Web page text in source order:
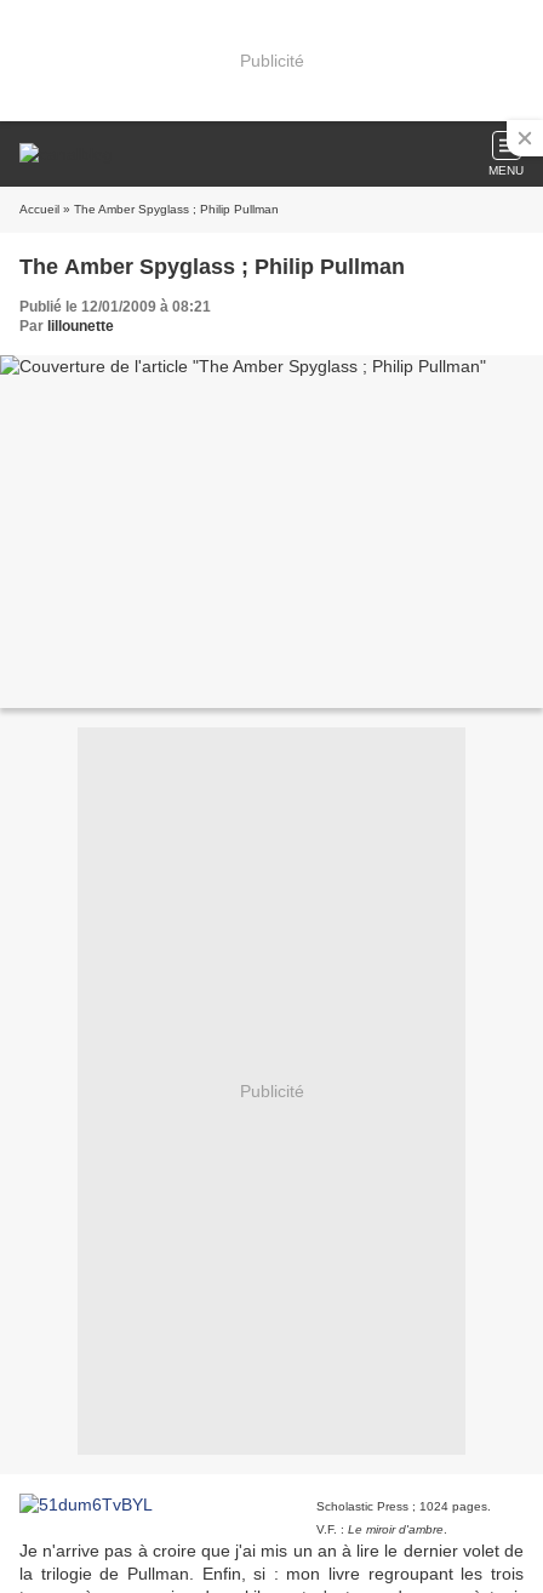
Publicité
MENU
Accueil » The Amber Spyglass ; Philip Pullman
The Amber Spyglass ; Philip Pullman
Publié le 12/01/2009 à 08:21
Par lillounette
Publicité
Scholastic Press ; 1024 pages.
V.F. : Le miroir d'ambre
Je n'arrive pas à croire que j'ai mis un an à lire le dernier volet de
la trilogie de Pullman. Enfin, si : mon livre regroupant les trois